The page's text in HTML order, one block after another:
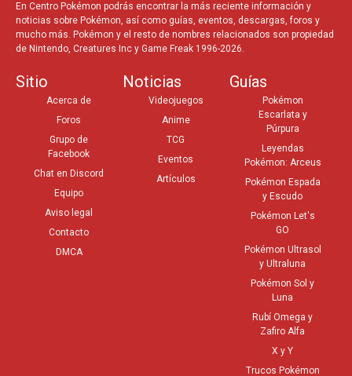
En Centro Pokémon podrás encontrar la más reciente información y
noticias sobre Pokémon, así como guías, eventos, descargas, foros y
mucho más. Pokémon y el resto de nombres relacionados son propiedad
de Nintendo, Creatures Inc y Game Freak 1996-2026.
Sitio
Acerca de
Foros
Grupo de
Facebook
Chat en Discord
Equipo
Aviso legal
Contacto
DMCA
Noticias
Videojuegos
Anime
TCG
Eventos
Artículos
Guías
Pokémon
Escarlata y
Púrpura
Leyendas
Pokémon: Arceus
Pokémon Espada
y Escudo
Pokémon Let's
GO
Pokémon Ultrasol
y Ultraluna
Pokémon Sol y
Luna
Rubí Omega y
Zafiro Alfa
X y Y
Trucos Pokémon